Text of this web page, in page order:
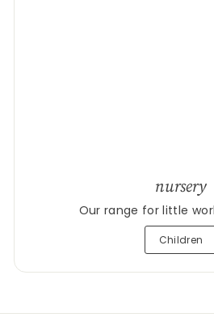
nursery
Our range for little
Children